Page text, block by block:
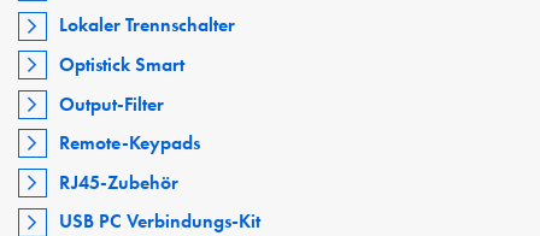
Lokaler Trennschalter
Optistick Smart
Output-Filter
Remote-Keypads
RJ45-Zubehör
USB PC Verbindungs-Kit